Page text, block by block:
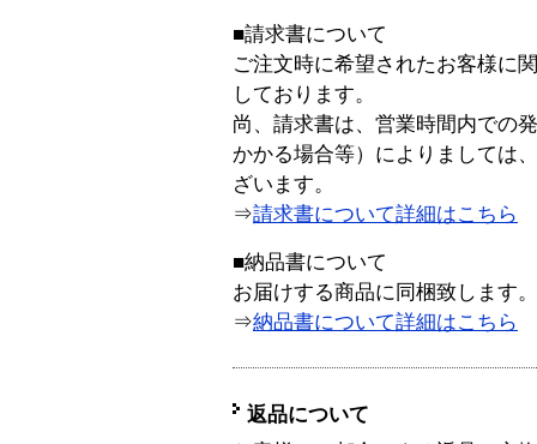
■請求書について
ご注文時に希望されたお客様に
しております。
尚、請求書は、営業時間内での
かかる場合等）によりましては
ざいます。
⇒請求書について詳細はこちら
■納品書について
お届けする商品に同梱致します。
⇒納品書について詳細はこちら
返品について